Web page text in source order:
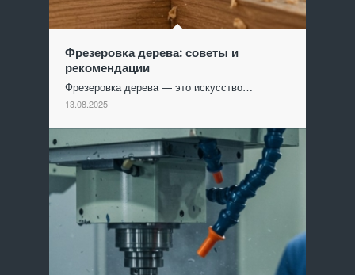
Фрезеровка дерева: советы и
рекомендации
Фрезеровка дерева — это искусство…
13.08.2025